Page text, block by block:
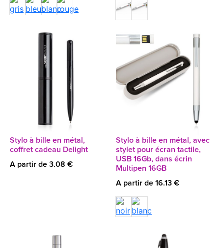
Stylo à bille en métal,
coffret cadeau Delight
A partir de 3.08 €
Stylo à bille en métal, avec
stylet pour écran tactile,
USB 16Gb, dans écrin
Multipen 16GB
A partir de 16.13 €